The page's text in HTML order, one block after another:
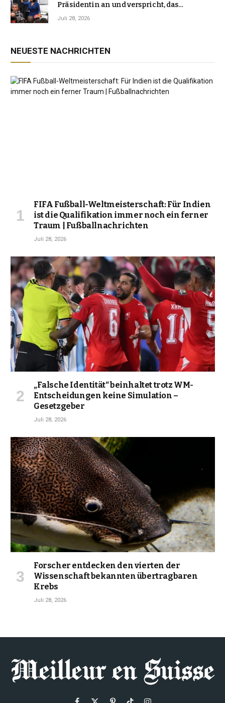
Präsidentin an und verspricht, das
Jahrzehnt der Instabilität zu beenden
Juli 28, 2026
NEUESTE NACHRICHTEN
FIFA Fußball-Weltmeisterschaft: Für Indien
ist die Qualifikation immer noch ein ferner
Traum | Fußballnachrichten
Juli 28, 2026
„Falsche Identität“ beinhaltet trotz WM-
Entscheidungen keine Simulation –
Gesetzgeber
Juli 28, 2026
Forscher entdecken den vierten der
Wissenschaft bekannten übertragbaren
Krebs
Juli 28, 2026